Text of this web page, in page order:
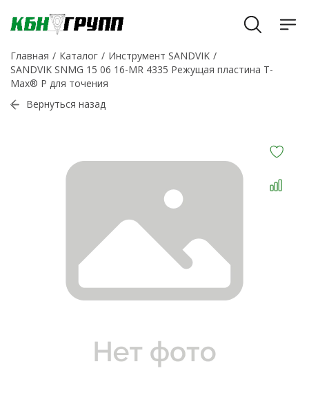
Главная Каталог
Инструмент SANDVIK
SANDVIK SNMG 15 06 16-MR 4335 Режущая пластина T-
Max® P для точения
Вернуться назад